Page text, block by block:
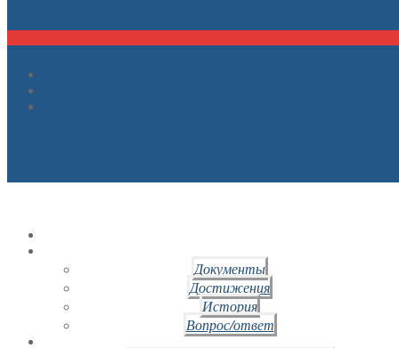
Документы
Достижения
История
Вопрос/ответ